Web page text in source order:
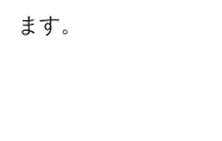
ます。